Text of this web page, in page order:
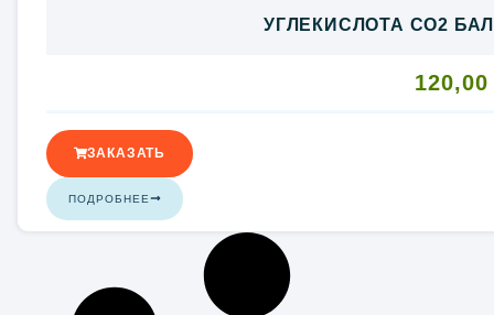
УГЛЕКИСЛОТА CO2
ЗАКАЗАТЬ
ПОДРОБНЕЕ